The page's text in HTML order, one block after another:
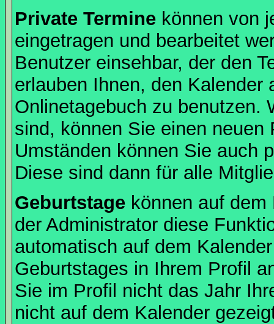
Private Termine können von
eingetragen und bearbeitet
Benutzer einsehbar, der den
erlauben Ihnen, den
Onlinetagebuch zu benutzen.
sind, können Sie einen neuen
Umständen können Sie auch
Diese sind dann für alle
Geburtstage können auf
der Administrator diese
automatisch auf dem
Geburtstages in Ihrem Profil
Sie im Profil nicht das Jahr
nicht auf dem Kalender